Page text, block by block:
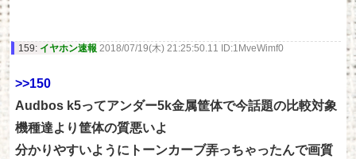
159: イヤホン速報 2018/07/19(木) 21:25:50.11 ID:1MveWimf0
>>150
Audbos k5ってアンダー5k金属筐体で今話題の比較対象
機種達より筐体の質悪いよ
分かりやすいようにトーンカーブ弄っちゃったんで画質